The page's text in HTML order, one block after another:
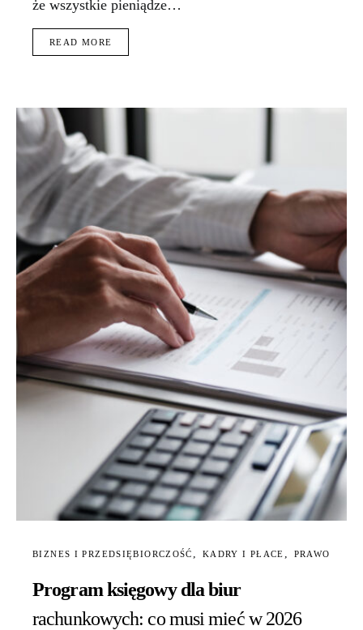
że wszystkie pieniądze…
READ MORE
BIZNES I PRZEDSIĘBIORCZOŚĆ KADRY I PŁACE PRAWO
Program księgowy dla biur
rachunkowych: co musi mieć w 2026